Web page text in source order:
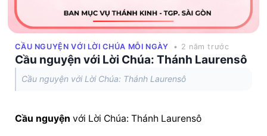
CẦU NGUYỆN VỚI LỜI CHÚA MỖI NGÀY • 2 năm trước
Cầu nguyện với Lời Chúa: Thánh Laurensô
Cầu nguyện với Lời Chúa: Thánh Laurensô
Cầu nguyện với Lời Chúa: Thánh Laurensô